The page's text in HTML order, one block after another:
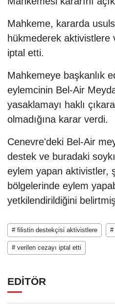
Mahkeme, kararda
hükmederek aktivistlere
iptal etti.
Mahkemeye başkanlık
eylemcinin Bel-Air
yasaklamayı haklı
olmadığına karar verdi.
Cenevre'deki Bel-Air
destek ve buradaki
eylem yapan aktivistler,
bölgelerinde eylem
yetkilendirildiğini
# filistin destekçisi aktivistlere #
# verilen cezayı iptal etti
EDİTÖR